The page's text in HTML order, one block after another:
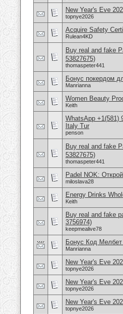
New Year's Eve
topnye2026
Acquire Safety
Rulean4KD
Buy real and fake
53827675)
thomaspeter441
Бонус покердом
Manrianna
Women Beauty
Keith
WhatsApp +1(581)
Italy Tur
penson
Buy real and fake
53827675)
thomaspeter441
Padel NOK:
miloslava28
Energy Drinks
Keith
Buy real and fake
3756974)
keepmealive78
Бонус Код
Manrianna
New Year's Eve
topnye2026
New Year's Eve
topnye2026
New Year's Eve
topnye2026